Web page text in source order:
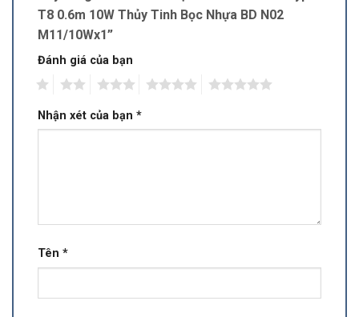
T8 0.6m 10W Thủy Tinh Bọc Nhựa BD N02
M11/10Wx1”
Đánh giá của bạn
Nhận xét của bạn *
Tên *